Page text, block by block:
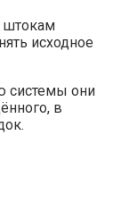
штокам
исходное
системы они
в